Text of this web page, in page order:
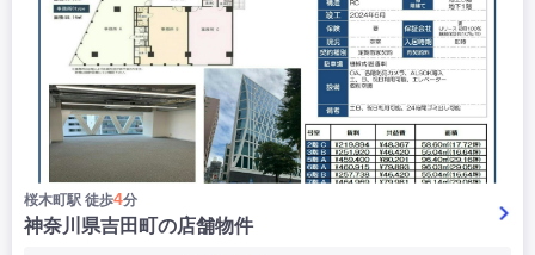
桜木町駅 徒歩4分
神奈川県吉田町の店舗物件